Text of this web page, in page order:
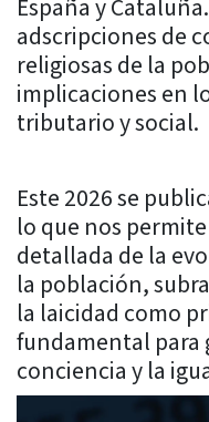
EspañayCataluña.
adscripcionesde
religiosasde la
implicacionesen
tributarioysocial.
Este 2026 se
lo que nos permite
detallada de la
la población,
la laicidad como
fundamental para
concienciayla